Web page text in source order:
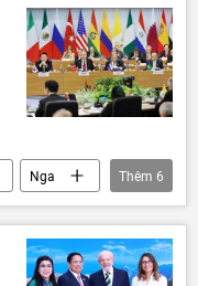
Nga
Thêm 6